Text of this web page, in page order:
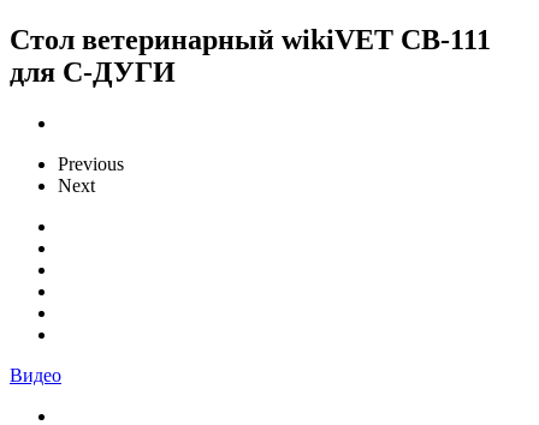
Стол ветеринарный wikiVET СВ-111
для С-ДУГИ
Previous
Next
Видео